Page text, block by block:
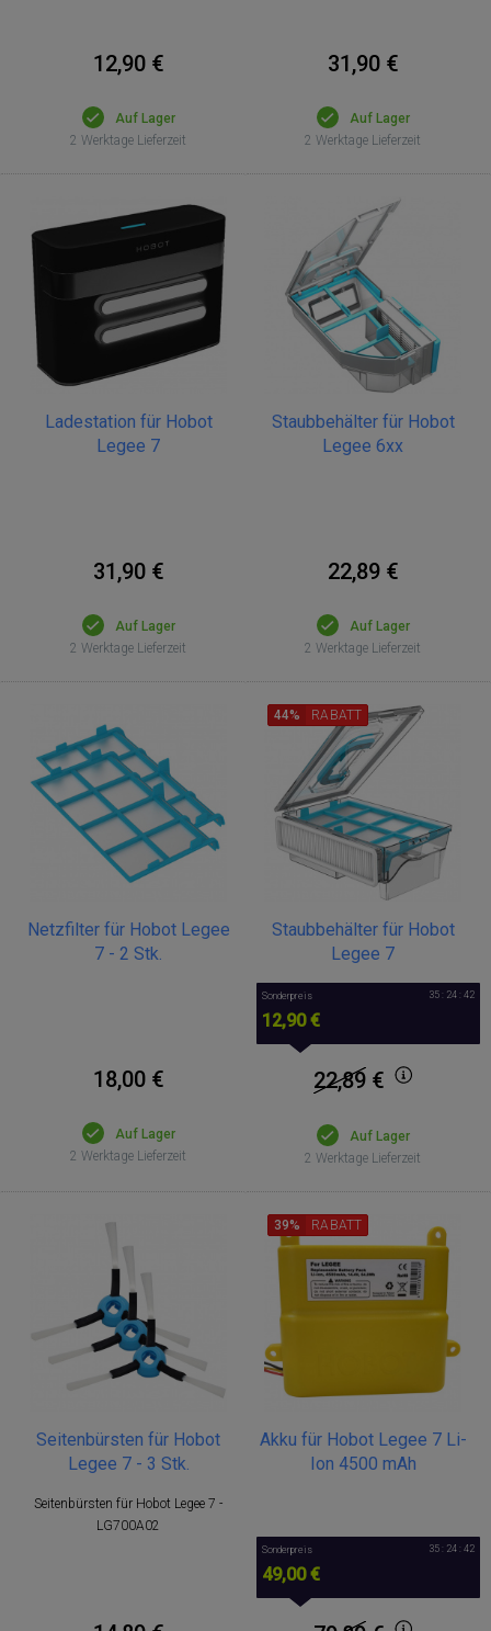
12,90 €
Auf Lager
2 Werktage Lieferzeit
31,90 €
Auf Lager
2 Werktage Lieferzeit
Ladestation für Hobot
Legee 7
31,90 €
Auf Lager
2 Werktage Lieferzeit
Staubbehälter für Hobot
Legee 6xx
22,89 €
Auf Lager
2 Werktage Lieferzeit
Netzfilter für Hobot Legee
7 - 2 Stk.
18,00 €
Auf Lager
2 Werktage Lieferzeit
Staubbehälter für Hobot
Legee 7
44% RABATT
Sonderpreis
12,90 €
35 : 24 : 42
22,89€
Auf Lager
2 Werktage Lieferzeit
Seitenbürsten für Hobot
Legee 7 - 3 Stk.
Seitenbürsten für Hobot Legee 7 -
LG700A02
Akku für Hobot Legee 7 Li-
Ion 4500 mAh
39% RABATT
Sonderpreis
49,00 €
35 : 24 : 42